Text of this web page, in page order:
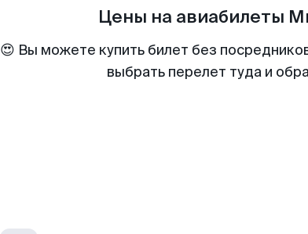
Цены на авиабилеты
😍 Вы можете купить билет без
выбрать перелет туда и